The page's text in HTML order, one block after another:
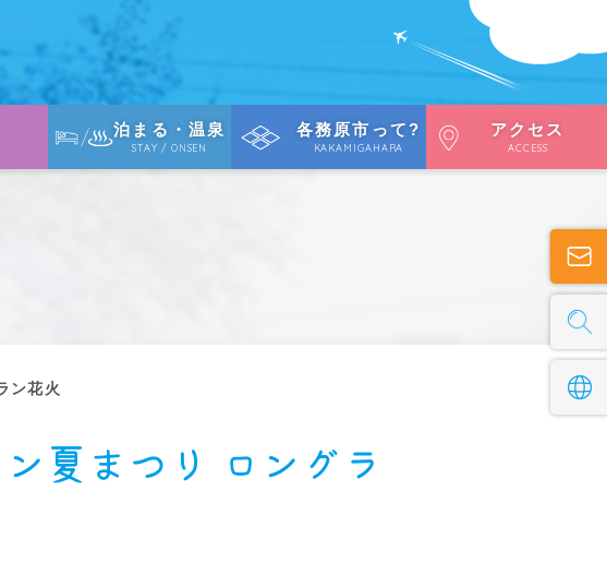
泊まる・温泉
STAY / ONSEN
各務原市って?
KAKAMIGAHARA
アクセス
ACCESS
ン花火
夏まつり ロングラ